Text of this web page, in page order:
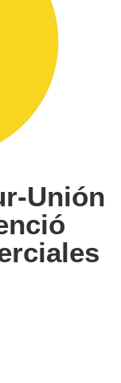
Unión